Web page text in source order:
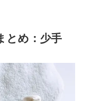
とめ：少手